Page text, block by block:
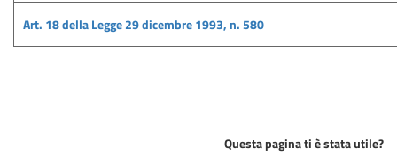
Art. 18 della Legge 29 dicembre 1993, n. 580
Questa pagina ti è stata utile?